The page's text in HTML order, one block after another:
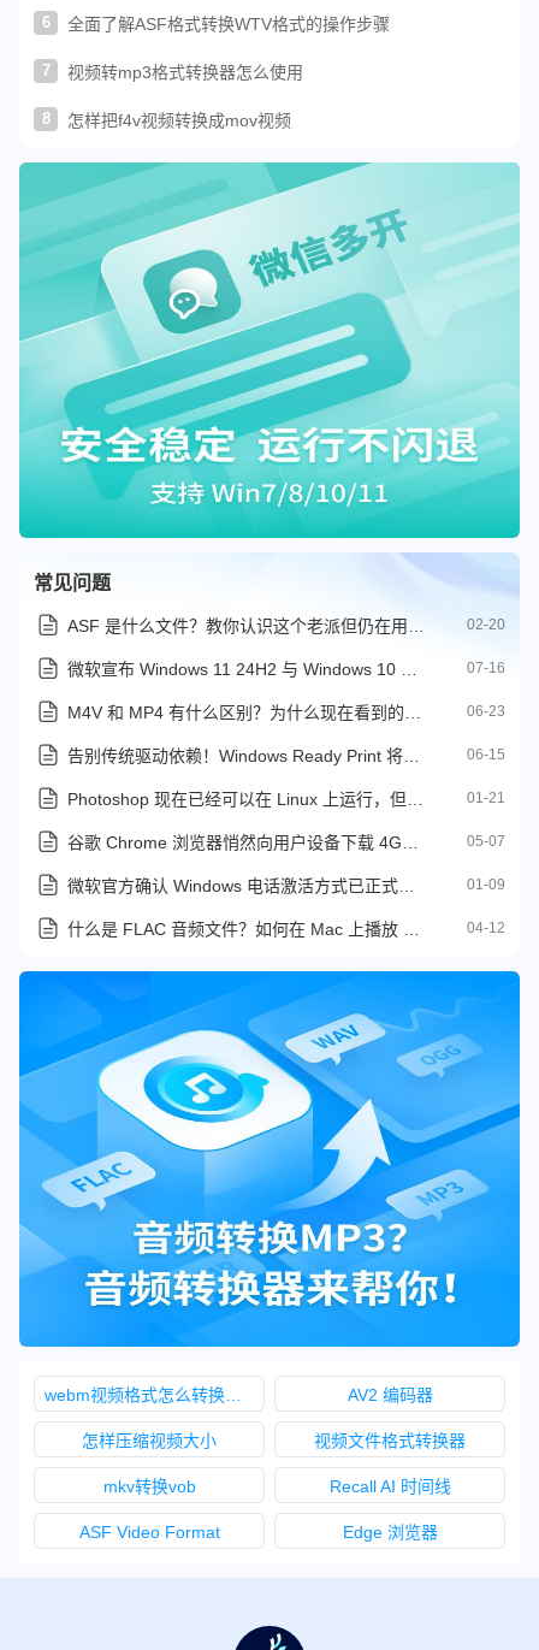
6 全面了解ASF格式转换WTV格式的操作步骤
7 视频转mp3格式转换器怎么使用
8 怎样把f4v视频转换成mov视频
常见问题
02-20
07-16
06-23
06-15
01-21
05-07
01-09
04-12
AV2 编码器
怎样压缩视频大小 视频文件格式转换器
mkv转换vob Recall AI 时间线
ASF Video Format Edge 浏览器